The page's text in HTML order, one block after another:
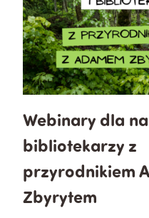
Webinary dla
bibliotekarzy z
przyrodnikiem
Zbyrytem